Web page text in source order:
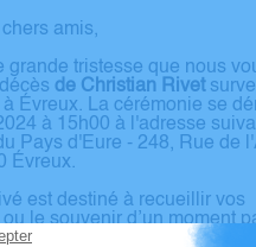
amis,
grande tristesse que nous
de Christian Rivet
à Évreux. La cérémonie se
à 15h00 à l'adresse
Pays d'Eure - 248, Rue de
Évreux.
est destiné à recueillir vos
le souvenir d’un moment